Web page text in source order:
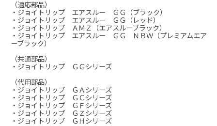
（適応部品）
・ジョイトリップ エアスルー ＧＧ（ブラック）
・ジョイトリップ エアスルー ＧＧ（レッド）
・ジョイトリップ ＡＭＺ（エアスルーブラック）
・ジョイトリップ エアスルー ＧＧ ＮＢＷ（プレミアムエア
ーブラック）
（共通部品）
・ジョイトリップ ＧＧシリーズ
（代用部品）
・ジョイトリップ ＧＡシリーズ
・ジョイトリップ ＧＣシリーズ
・ジョイトリップ ＧＦシリーズ
・ジョイトリップ ＧＺシリーズ
・ジョイトリップ ＧＨシリーズ